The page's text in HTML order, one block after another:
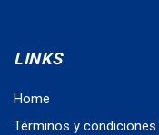
LINKS
Home
Términos y condiciones